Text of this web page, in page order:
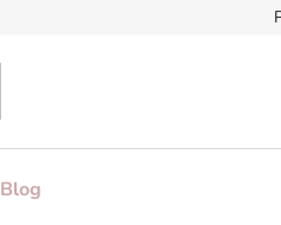
Formulář pro
Blog